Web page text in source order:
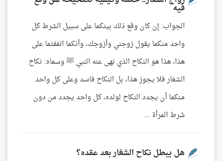
فيه
الجواب: إن كان وقع ذلك بينكما على سبيل الشرط كل
واحد منكما يقول زوجني وأزوجك، وأنكما اتفقتما على
هذا، هذا هو النكاح الذي نهى عنه النبي ﷺ وسماه: نكاح
الشغار فلا يجوز هذا، بل النكاح فاسد وعلى كل واحد
منكما أن يجدد النكاح لولده، كل واحد يجدد من دون
شرط المرأة ...
هل يبطل نكاح الشغار بعد عقده؟